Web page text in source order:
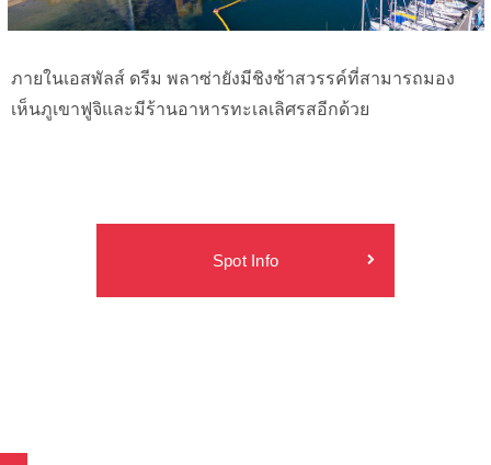
ภายในเอสพัลส์ ดรีม พลาซ่ายังมีชิงช้าสวรรค์ที่สามารถมอง
เห็นภูเขาฟูจิและมีร้านอาหารทะเลเลิศรสอีกด้วย
Spot Info